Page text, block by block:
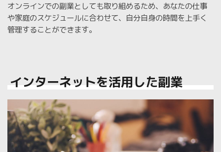
オンラインでの副業としても取り組めるため、あなたの仕事
や家庭のスケジュールに合わせて、自分自身の時間を上手く
管理することができます。
インターネットを活用した副業